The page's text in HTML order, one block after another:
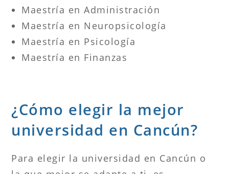
Maestría en Administración
Maestría en Neuropsicología
Maestría en Psicología
Maestría en Finanzas
¿Cómo elegir la mejor
universidad en Cancún?
Para elegir la universidad en Cancún o